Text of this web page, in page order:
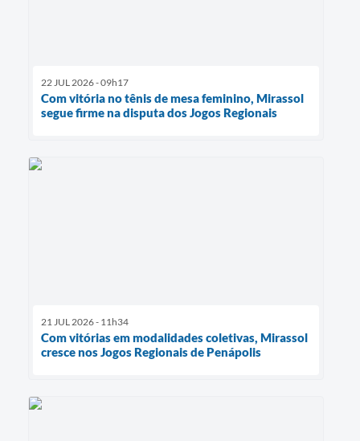
22 JUL 2026 - 09h17
Com vitória no tênis de mesa feminino, Mirassol
segue firme na disputa dos Jogos Regionais
21 JUL 2026 - 11h34
Com vitórias em modalidades coletivas, Mirassol
cresce nos Jogos Regionais de Penápolis